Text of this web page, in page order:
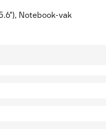
Notebook-vak